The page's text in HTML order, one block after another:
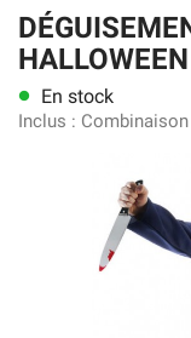
HALLOWEEN
lens En stock
Inclus :